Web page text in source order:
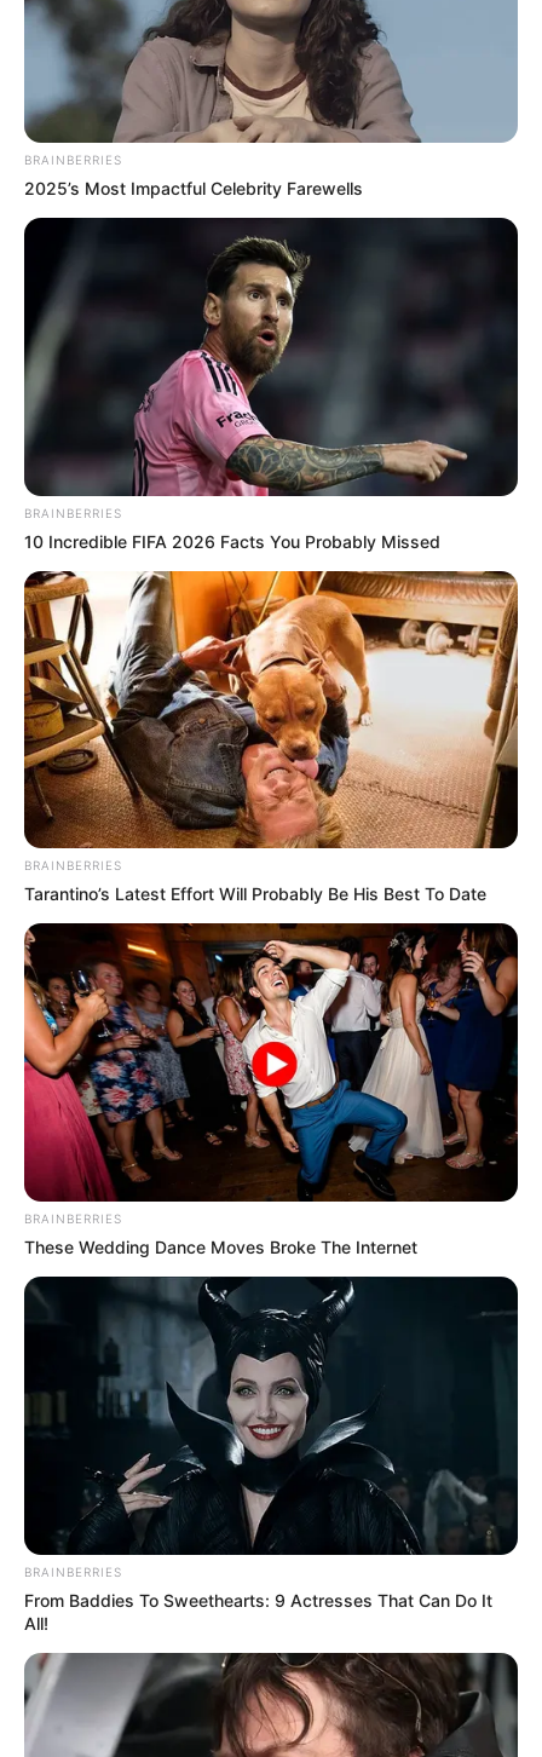
Sokan politikai szemmel nézték Magyar Péter
legutóbbi interjúját, Andrási Betty pszichológus
azonban egészen más oldalról közelítette meg a
látottakat. A szakember szerint nem csupán egy
feszült beszélgetés zajlott a kamerák előtt, hanem
olyan viselkedési minták és idegrendszeri reakciók
is megmutatkoztak, amelyek sokkal többet
elárulnak a mostani közhangulatról, mint elsőre
hinnénk. Elemzésében döbbenetes megállapításra
Nekünk nincs tv-nk, de olyan sokan elküldték
nekem, hogy két kliens között megnéztem az M1-es
Magyar Péter interjút.
Tátva maradt a szám, és komolyan azt hittem,
álmodok. Ilyen van? Mi történik itt???
Nem a politika miatt, hanem a kommunikáció miatt.
Az, ahogy a riporter viselkedett, a folyamatos
azonnali védekezés, a nonverbális jelek,
egyszerűen hihetetlen volt.
BRAINBERRIES
2025’s Most Impactful Celebrity Farewells
BRAINBERRIES
10 Incredible FIFA 2026 Facts You Probably Missed
BRAINBERRIES
Tarantino’s Latest Effort Will Probably Be His Best To Date
BRAINBERRIES
These Wedding Dance Moves Broke The Internet
BRAINBERRIES
From Baddies To Sweethearts: 9 Actresses That Can Do It
All!